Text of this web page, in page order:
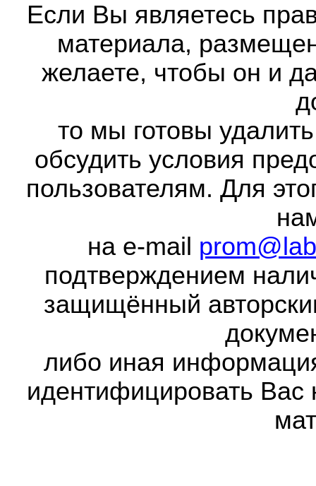
Если Вы являетесь
материала,
желаете, чтобы он и
то мы готовы
обсудить условия
пользователям. Для
на e-mail
подтверждением
защищённый
либо иная
идентифицировать Вас